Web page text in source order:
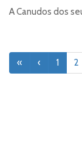
A Canudos dos
« ‹ 1 2